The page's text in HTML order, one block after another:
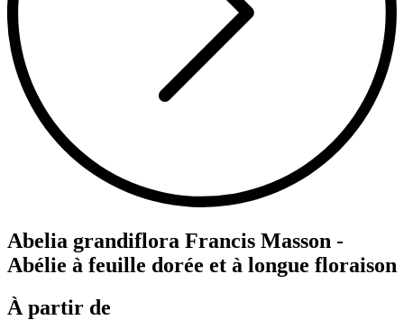
Abelia grandiflora Francis Masson -
Abélie à feuille dorée et à longue floraison
À partir de